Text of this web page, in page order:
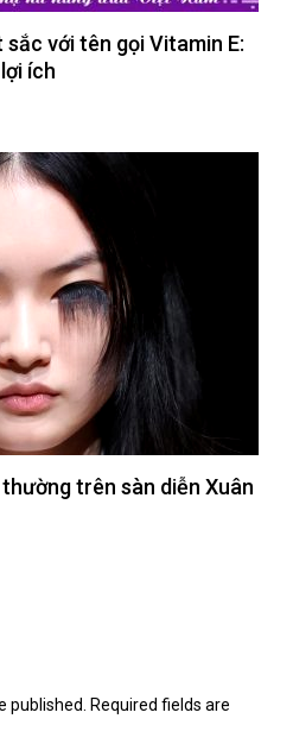
với tên gọi Vitamin E:
ích
trên sàn diễn Xuân
published. Required fields are